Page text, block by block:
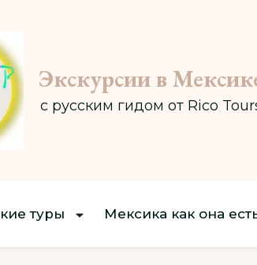
Экскурсии в
с русским гидом от Rico
туры Мексика как она